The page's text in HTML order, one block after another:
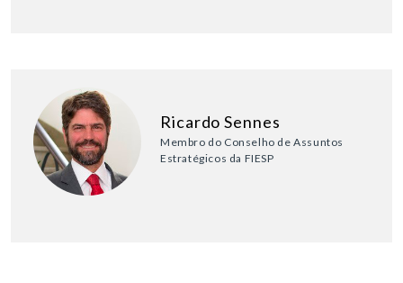
Ricardo Sennes
Membro do Conselho de Assuntos
Estratégicos da FIESP